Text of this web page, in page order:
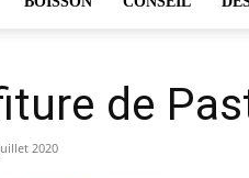
de
2020